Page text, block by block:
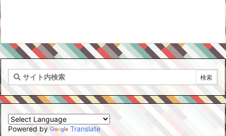
Powered by Translate